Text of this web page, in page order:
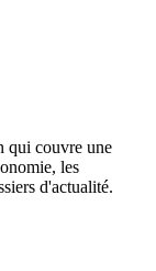
qui couvre une
les
d'actualité.